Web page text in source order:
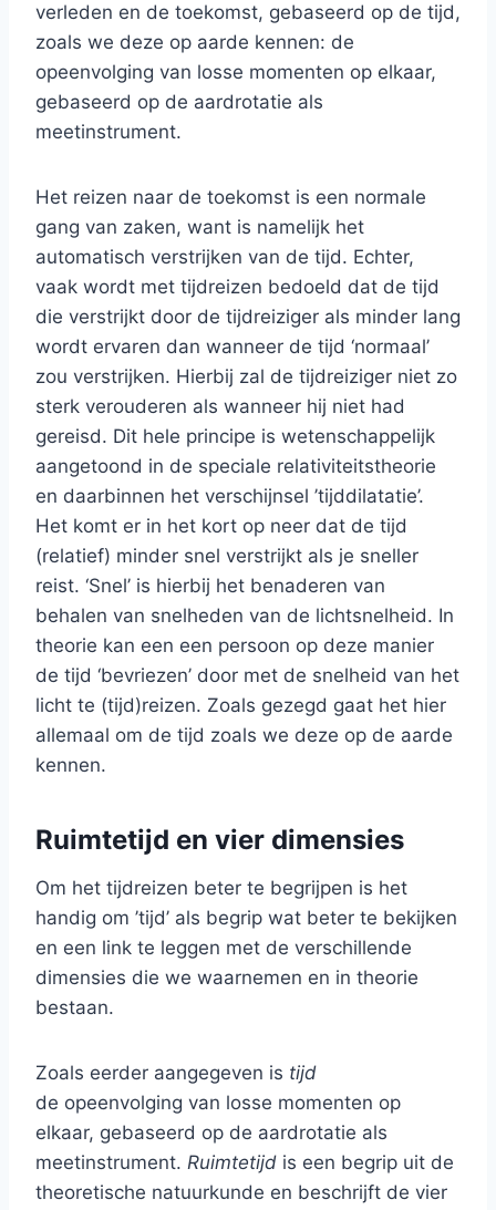
verleden en de toekomst, gebaseerd op de tijd,
zoals we deze op aarde kennen: de
opeenvolging van losse momenten op elkaar,
gebaseerd op de aardrotatie als
meetinstrument.
Het reizen naar de toekomst is een normale
gang van zaken, want is namelijk het
automatisch verstrijken van de tijd. Echter,
vaak wordt met tijdreizen bedoeld dat de tijd
die verstrijkt door de tijdreiziger als minder lang
wordt ervaren dan wanneer de tijd ‘normaal’
zou verstrijken. Hierbij zal de tijdreiziger niet zo
sterk verouderen als wanneer hij niet had
gereisd. Dit hele principe is wetenschappelijk
aangetoond in de speciale relativiteitstheorie
en daarbinnen het verschijnsel ’tijddilatatie’.
Het komt er in het kort op neer dat de tijd
(relatief) minder snel verstrijkt als je sneller
reist. ‘Snel’ is hierbij het benaderen van
behalen van snelheden van de lichtsnelheid. In
theorie kan een een persoon op deze manier
de tijd ‘bevriezen’ door met de snelheid van het
licht te (tijd)reizen. Zoals gezegd gaat het hier
allemaal om de tijd zoals we deze op de aarde
kennen.
Ruimtetijd en vier dimensies
Om het tijdreizen beter te begrijpen is het
handig om ’tijd’ als begrip wat beter te bekijken
en een link te leggen met de verschillende
dimensies die we waarnemen en in theorie
bestaan.
Zoals eerder aangegeven is tijd
de opeenvolging van losse momenten op
elkaar, gebaseerd op de aardrotatie als
meetinstrument. Ruimtetijd is een begrip uit de
theoretische natuurkunde en beschrijft de vier